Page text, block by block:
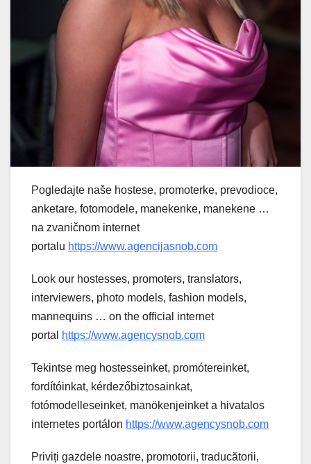
Pogledajte naše hostese, promoterke, prevodioce,
anketare, fotomodele, manekenke, manekene …
na zvaničnom internet
portalu https://www.agencijasnob.com
Look our hostesses, promoters, translators,
interviewers, photo models, fashion models,
mannequins … on the official internet
portal
https://www.agencysnob.com
Tekintse meg hostesseinket, promótereinket,
fordítóinkat, kérdezőbiztosainkat,
fotómodelleseinket, manökenjeinket a hivatalos
internetes portálon https://www.agencysnob.com
Priviți gazdele noastre, promotorii, traducătorii,